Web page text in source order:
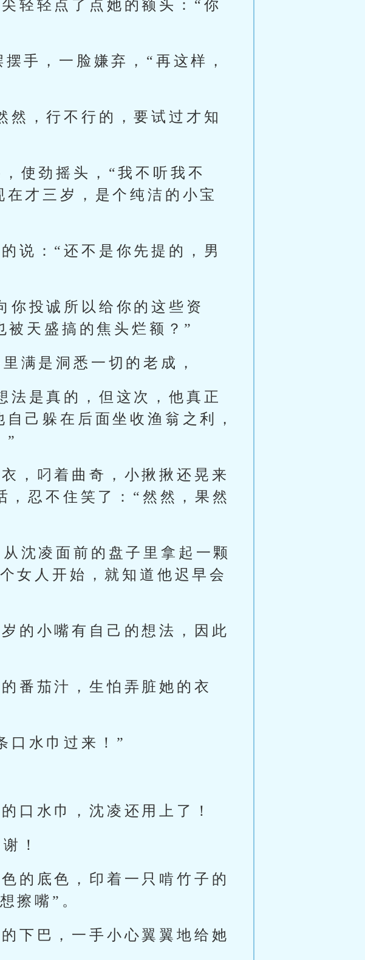
轻轻点了点她的额头：“你
手，一脸嫌弃，“再这样，
然，行不行的，要试过才知
使劲摇头，“我不听我不
才三岁，是个纯洁的小宝
说：“还不是你先提的，男
你投诚所以给你的这些资
天盛搞的焦头烂额？”
满是洞悉一切的老成，
法是真的，但这次，他真正
己躲在后面坐收渔翁之利，
”
，叼着曲奇，小揪揪还晃来
忍不住笑了：“然然，果然
沈凌面前的盘子里拿起一颗
女人开始，就知道他迟早会
的小嘴有自己的想法，因此
番茄汁，生怕弄脏她的衣
口水巾过来！”
口水巾，沈凌还用上了！
！
的底色，印着一只啃竹子的
擦嘴”。
下巴，一手小心翼翼地给她